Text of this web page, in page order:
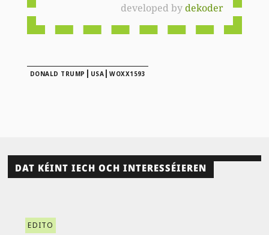
developed bydekoder
DONALD TRUMP | USA |WOXX1593
DAT KÉINT IECH OCH INTERESSÉIEREN
EDITO